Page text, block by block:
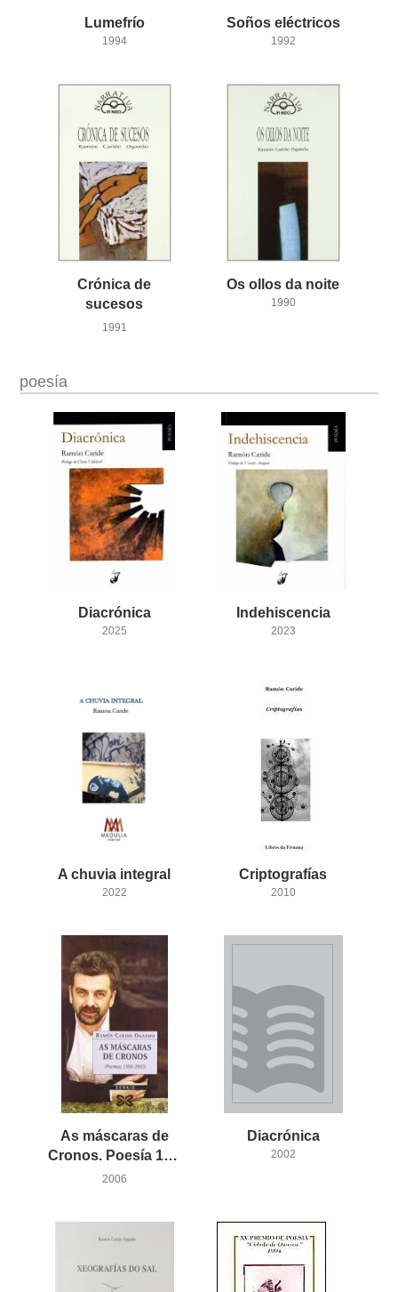
Lumefrío
1994
Soños eléctricos
1992
Crónica de
sucesos
1991
Os ollos da noite
1990
poesía
Diacrónica
2025
Indehiscencia
2023
A chuvia integral
2022
Criptografías
2010
As máscaras de
Cronos. Poesía 1994-2005
2006
Diacrónica
2002